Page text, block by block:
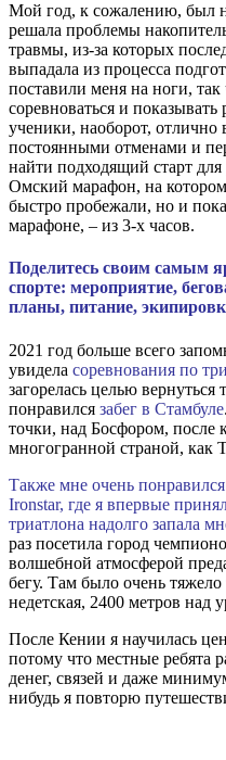
Мой год, к сожалению, был
решала проблемы
травмы, из-за которых
выпадала из процесса
поставили меня на ноги,
соревноваться и
ученики, наоборот, отлично
постоянными отменами и
найти подходящий старт
Омский марафон, на
быстро пробежали, но и
марафоне, – из 3-х часов.
Поделитесь своим самым
спорте: мероприятие,
планы, питание,
2021 год больше всего
увидела соревнования по
загорелась целью вернуться
понравился забег в Стамбуле
точки, над Босфором, после
многогранной страной, как
Также мне очень
Ironstar, где я впервые
триатлона надолго запала
раз посетила город
волшебной атмосферой
бегу. Там было очень
недетская, 2400 метров над
После Кении я научилась
потому что местные ребята
денег, связей и даже
нибудь я повторю